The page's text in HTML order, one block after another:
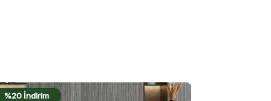
%21 İndirim